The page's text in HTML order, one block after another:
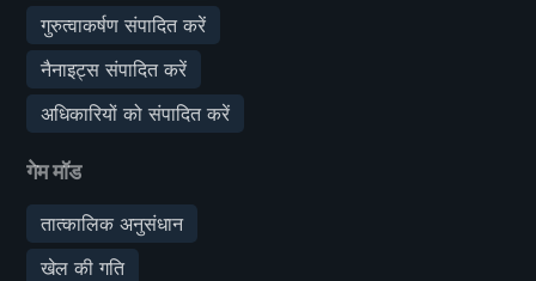
गुरुत्वाकर्षण संपादित करें
नैनाइट्स संपादित करें
अधिकारियों को संपादित करें
गेम मॉड
तात्कालिक अनुसंधान
खेल की गति